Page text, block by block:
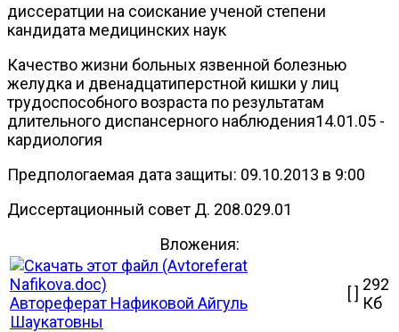
диссератции на соискание ученой степени
кандидата медицинских наук
Качество жизни больных язвенной болезнью
желудка и двенадцатиперстной кишки у лиц
трудоспособного возраста по результатам
длительного диспансерного наблюдения14.01.05 -
кардиология
Предпологаемая дата защиты: 09.10.2013 в 9:00
Диссертационный совет Д. 208.029.01
Вложения:
Автореферат Нафиковой Айгуль
Шаукатовны
[ ] 292
Кб